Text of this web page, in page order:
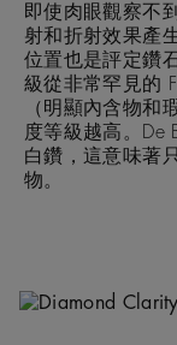
即使肉眼觀察不
射和折射效果產
位置也是評定鑽
級從非常罕見的
（明顯內含物和
度等級越高。De
白鑽，這意味著
物。